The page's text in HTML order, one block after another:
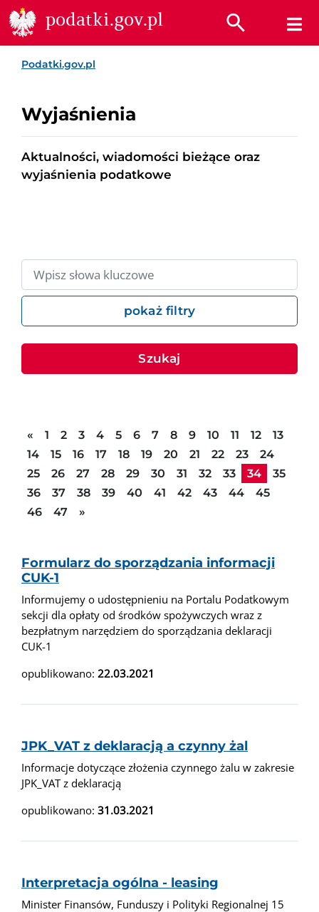
Przejdź do treści
Przejdź do wyszukiwarki
Przejdź do stopki
podatki.gov.pl
Podatki.gov.pl
Wyjaśnienia
Aktualności, wiadomości bieżące oraz
wyjaśnienia podatkowe
pokaż filtry
Szukaj
« Poprzednia strona
1 2 3 4 5 6 7 8 9 10 11 12
13
14
15 16 17 18 19 20 21 22 23
24
25
26 27 28 29 30 31 32 33 34
35
36
37 38 39 40 41 42 43 44
45
46
47 »
Formularz do sporządzania informacji
CUK-1
Informujemy o udostępnieniu na Portalu Podatkowym
sekcji dla opłaty od środków spożywczych wraz z
bezpłatnym narzędziem do sporządzania deklaracji
CUK-1
opublikowano: 22.03.2021
JPK_VAT z deklaracją a czynny żal
Informacje dotyczące złożenia czynnego żalu w zakresie
JPK_VAT z deklaracją
opublikowano: 31.03.2021
Interpretacja ogólna - leasing
Minister Finansów, Funduszy i Polityki Regionalnej 15